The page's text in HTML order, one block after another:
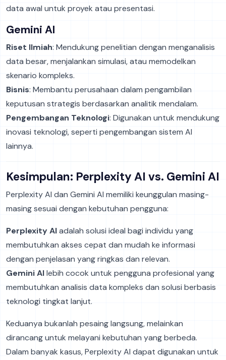
data awal untuk proyek atau presentasi.
Gemini AI
Riset Ilmiah: Mendukung penelitian dengan menganalisis
data besar, menjalankan simulasi, atau memodelkan
skenario kompleks.
Bisnis: Membantu perusahaan dalam pengambilan
keputusan strategis berdasarkan analitik mendalam.
Pengembangan Teknologi: Digunakan untuk mendukung
inovasi teknologi, seperti pengembangan sistem AI
lainnya.
Kesimpulan: Perplexity AI vs. Gemini AI
Perplexity AI dan Gemini AI memiliki keunggulan masing-
masing sesuai dengan kebutuhan pengguna:
Perplexity AIadalah solusi ideal bagi individu yang
membutuhkan akses cepat dan mudah ke informasi
dengan penjelasan yang ringkas dan relevan.
Gemini AIlebih cocok untuk pengguna profesional yang
membutuhkan analisis data kompleks dan solusi berbasis
teknologi tingkat lanjut.
Keduanya bukanlah pesaing langsung, melainkan
dirancang untuk melayani kebutuhan yang berbeda.
Dalam banyak kasus, Perplexity AI dapat digunakan untuk